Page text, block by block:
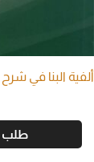
ألفية البنا في شرح
طلب